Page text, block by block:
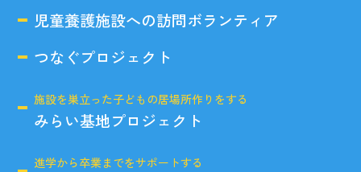
児童養護施設への訪問ボランティア
つなぐプロジェクト
施設を巣立った子どもの居場所作りをする
みらい基地プロジェクト
進学から卒業までをサポートする